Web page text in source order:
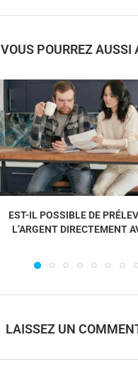
VOUS POURREZ AUSSI
EST-IL POSSIBLE DE
L’ARGENT DIRECTEMENT
LAISSEZ UN